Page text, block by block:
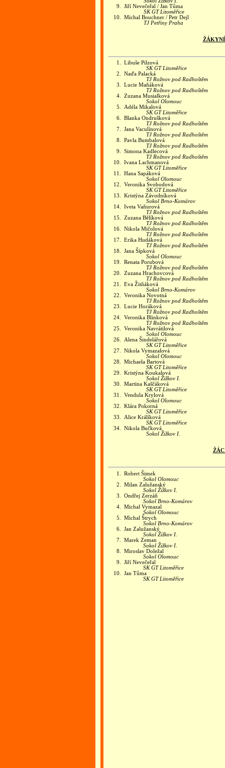
9. Jiří Nevečeřal / Jan Tůma
SK GT Litoměřice
10. Michal Bouchner / Petr Dejl
TJ Petřiny Praha
1. Libuše Pilzová
SK GT Litoměřice
2. Naďa Palacká
TJ Rožnov pod Radhoštěm
3. Lucie Maňáková
TJ Rožnov pod Radhoštěm
4. Zuzana Musialková
Sokol Olomouc
5. Adéla Mikalová
SK GT Litoměřice
6. Blanka Ondrušková
TJ Rožnov pod Radhoštěm
7. Jana Vaculínová
TJ Rožnov pod Radhoštěm
8. Pavla Bumbalová
TJ Rožnov pod Radhoštěm
9. Simona Kadlecová
TJ Rožnov pod Radhoštěm
10. Ivana Lachmanová
SK GT Litoměřice
11. Hana Sapáková
Sokol Olomouc
12. Veronika Svobodová
SK GT Litoměřice
13. Kristýna Závodníková
Sokol Brno-Komárov
14. Iveta Vaňurová
TJ Rožnov pod Radhoštěm
15. Zuzana Bělíková
TJ Rožnov pod Radhoštěm
16. Nikola Mičolová
TJ Rožnov pod Radhoštěm
17. Erika Hudáková
TJ Rožnov pod Radhoštěm
18. Jana Šípková
Sokol Olomouc
19. Renata Porubová
TJ Rožnov pod Radhoštěm
20. Zuzana Hrachovcová
TJ Rožnov pod Radhoštěm
21. Eva Žitňáková
Sokol Brno-Komárov
22. Veronika Novotná
TJ Rožnov pod Radhoštěm
23. Lucie Horáková
TJ Rožnov pod Radhoštěm
24. Veronika Blinková
TJ Rožnov pod Radhoštěm
25. Veronika Navrátilová
Sokol Olomouc
26. Alena Šindelářová
SK GT Litoměřice
27. Nikola Vymazalová
Sokol Olomouc
28. Michaela Bartová
SK GT Litoměřice
29. Kristýna Koukalová
Sokol Žižkov I.
30. Martina Kaščáková
SK GT Litoměřice
31. Vendula Krylová
Sokol Olomouc
32. Klára Pokorná
SK GT Litoměřice
33. Alice Králíková
SK GT Litoměřice
34. Nikola Bučková
Sokol Žižkov I.
1. Robert Šimek
Sokol Olomouc
2. Milan Zalužanský
Sokol Žižkov I.
3. Ondřej Zerzáň
Sokol Brno-Komárov
4. Michal Vymazal
Sokol Olomouc
5. Michal Štrych
Sokol Brno-Komárov
6. Jan Zalužanský
Sokol Žižkov I.
7. Marek Zeman
Sokol Žižkov I.
8. Miroslav Doležal
Sokol Olomouc
9. Jiří Nevečeřal
SK GT Litoměřice
10. Jan Tůma
SK GT Litoměřice